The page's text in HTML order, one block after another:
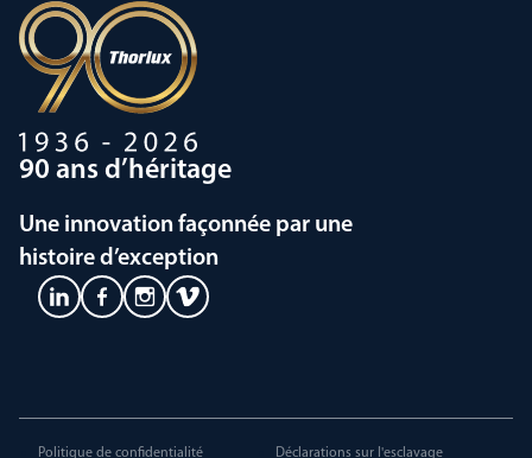
90 ans d’héritage
Une innovation façonnée par une
histoire d’exception
Politique de confidentialité Déclarations sur l'esclavage